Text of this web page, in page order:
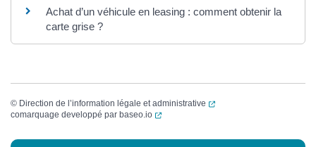
Achat d’un véhicule en leasing : comment obtenir la
carte grise ?
© Direction de l’information légale et administrative
(ouverture dans un
comarquage developpé par baseo.io (ouverture dans un nouvel onglet)